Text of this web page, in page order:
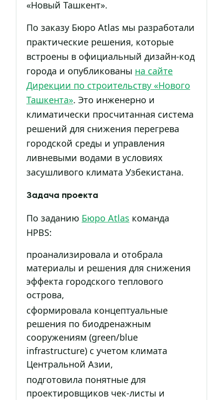
«Новый Ташкент».
По заказу Бюро Atlas мы разработали
практические решения, которые
встроены в официальный дизайн-код
города и опубликованы на сайте
Дирекции по строительству «Нового
Ташкента». Это инженерно и
климатически просчитанная система
решений для снижения перегрева
городской среды и управления
ливневыми водами в условиях
засушливого климата Узбекистана.
Задача проекта
По заданию Бюро Atlas команда
HPBS:
проанализировала и отобрала
материалы и решения для снижения
эффекта городского теплового
острова,
сформировала концептуальные
решения по биодренажным
сооружениям (green/blue
infrastructure) с учетом климата
Центральной Азии,
подготовила понятные для
проектировщиков чек-листы и